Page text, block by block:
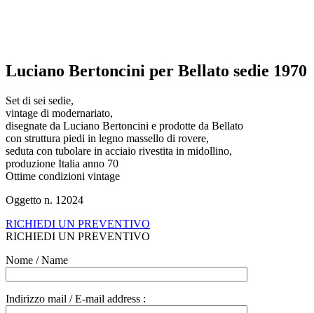
Luciano Bertoncini per Bellato sedie 1970
Set di sei sedie,
vintage di modernariato,
disegnate da Luciano Bertoncini e prodotte da Bellato
con struttura piedi in legno massello di rovere,
seduta con tubolare in acciaio rivestita in midollino,
produzione Italia anno 70
Ottime condizioni vintage
Oggetto n. 12024
RICHIEDI UN PREVENTIVO
RICHIEDI UN PREVENTIVO
Nome / Name
Indirizzo mail / E-mail address :